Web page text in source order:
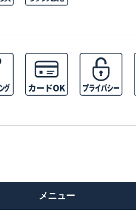
メニュー